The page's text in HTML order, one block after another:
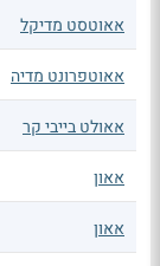
אאוטסט מדיקל
אאוטפרונט מדיה
אאולט בייבי קר
אאון
אאון